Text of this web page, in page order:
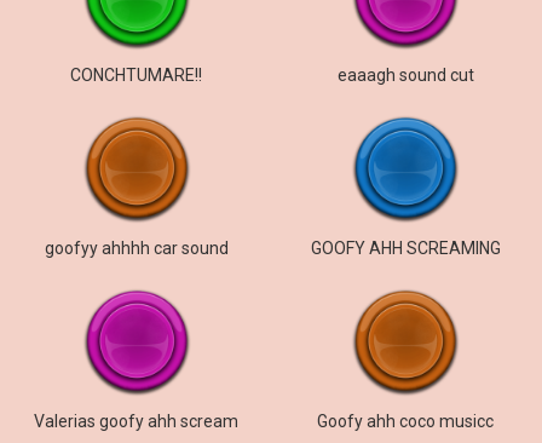
CONCHTUMARE!! eaaagh sound cut
goofyy ahhhh car sound GOOFY AHH SCREAMING
Valerias goofy ahh scream Goofy ahh coco musicc